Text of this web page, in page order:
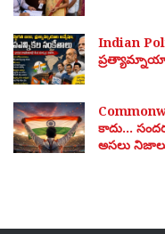
Indian
కాదు…
అసలు